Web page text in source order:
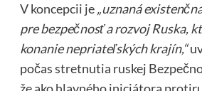
V koncepcii je„uznaná
pre bezpečnosť a rozvoj Ruska,
konanie nepriateľských krajín,“
počas stretnutia ruskej